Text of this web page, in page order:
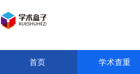
首页 学术查重